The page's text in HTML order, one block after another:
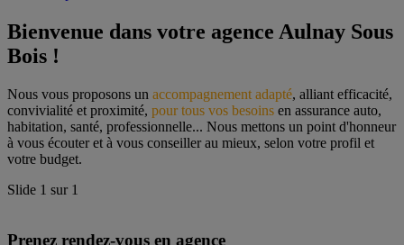
Bienvenue dans votre agence Aulnay Sous
Bois !
Nous vous proposons un accompagnement adapté, alliant efficacité,
convivialité et proximité, pour tous vos besoins en assurance auto,
habitation, santé, professionnelle... Nous mettons un point d'honneur
à vous écouter et à vous conseiller au mieux, selon votre profil et
votre budget.
Slide 1 sur 1
Prenez rendez-vous en agence